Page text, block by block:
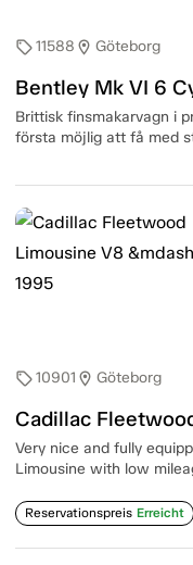
sell11588 location_on Göteborg
Bentley Mk VI 6
Brittisk finsmakarvagn i
första möjlig att få med
sell10901 location_on Göteborg
Cadillac
Very nice and fully
Limousine with low
Reservationspreis Erreicht